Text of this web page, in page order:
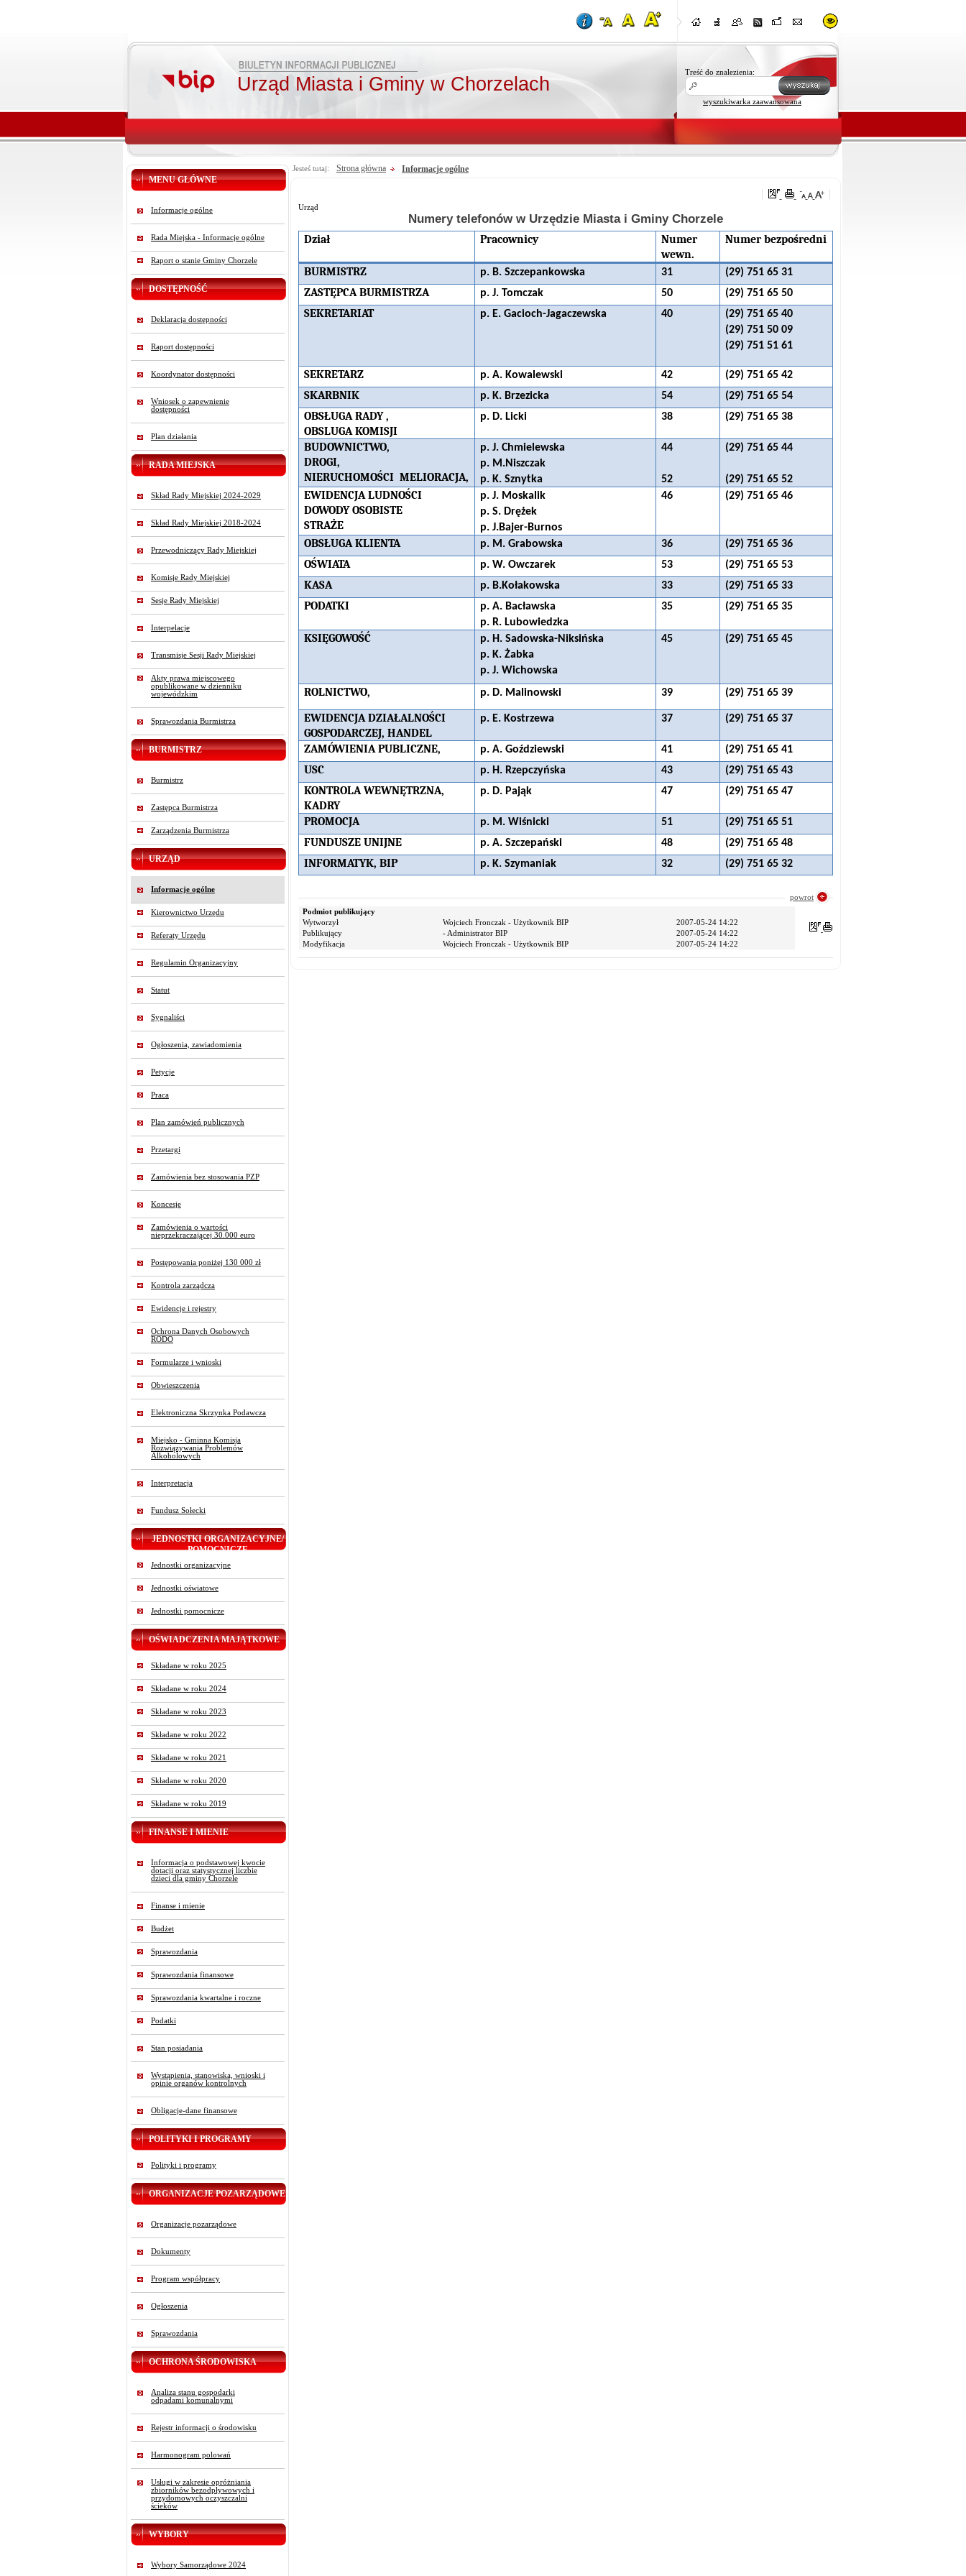
Urząd Miasta i Gminy w Chorzelach
Treść do znalezienia:
wyszukiwarka zaawansowana
MENU GŁÓWNE
Informacje ogólne
Rada Miejska - Informacje ogólne
Raport o stanie Gminy Chorzele
DOSTĘPNOŚĆ
Deklaracja dostępności
Raport dostępności
Koordynator dostępności
Wniosek o zapewnienie
dostępności
Plan działania
RADA MIEJSKA
Skład Rady Miejskiej 2024-2029
Skład Rady Miejskiej 2018-2024
Przewodniczący Rady Miejskiej
Komisje Rady Miejskiej
Sesje Rady Miejskiej
Interpelacje
Transmisje Sesji Rady Miejskiej
Akty prawa miejscowego
opublikowane w dzienniku
wojewódzkim
Sprawozdania Burmistrza
BURMISTRZ
Burmistrz
Zastępca Burmistrza
Zarządzenia Burmistrza
URZĄD
Informacje ogólne
Kierownictwo Urzędu
Referaty Urzędu
Regulamin Organizacyjny
Statut
Sygnaliści
Ogłoszenia, zawiadomienia
Petycje
Praca
Plan zamówień publicznych
Przetargi
Zamówienia bez stosowania PZP
Koncesje
Zamówienia o wartości
nieprzekraczającej 30.000 euro
Postępowania poniżej 130 000 zł
Kontrola zarządcza
Ewidencje i rejestry
Ochrona Danych Osobowych
RODO
Formularze i wnioski
Obwieszczenia
Elektroniczna Skrzynka Podawcza
Miejsko - Gminna Komisja
Rozwiązywania Problemów
Alkoholowych
Interpretacja
Fundusz Sołecki
JEDNOSTKI ORGANIZACYJNE/
POMOCNICZE
Jednostki organizacyjne
Jednostki oświatowe
Jednostki pomocnicze
OŚWIADCZENIA MAJĄTKOWE
Składane w roku 2025
Składane w roku 2024
Składane w roku 2023
Składane w roku 2022
Składane w roku 2021
Składane w roku 2020
Składane w roku 2019
FINANSE I MIENIE
Informacja o podstawowej kwocie
dotacji oraz statystycznej liczbie
dzieci dla gminy Chorzele
Finanse i mienie
Budżet
Sprawozdania
Sprawozdania finansowe
Sprawozdania kwartalne i roczne
Podatki
Stan posiadania
Wystąpienia, stanowiska, wnioski i
opinie organów kontrolnych
Obligacje-dane finansowe
POLITYKI I PROGRAMY
Polityki i programy
ORGANIZACJE POZARZĄDOWE
Organizacje pozarządowe
Dokumenty
Program współpracy
Ogłoszenia
Sprawozdania
OCHRONA ŚRODOWISKA
Analiza stanu gospodarki
odpadami komunalnymi
Rejestr informacji o środowisku
Harmonogram polowań
Usługi w zakresie opróżniania
zbiorników bezodpływowych i
przydomowych oczyszczalni
ścieków
WYBORY
Wybory Samorządowe 2024
Jesteś tutaj: Strona główna Informacje ogólne
Urząd
Numery telefonów w Urzędzie Miasta i Gminy Chorzele
Dział Pracownicy
Numer
wewn.
Numer bezpośredni
BURMISTRZ p. B. Szczepankowska 31 (29) 751 65 31
ZASTĘPCA BURMISTRZA p. J. Tomczak 50 (29) 751 65 50
SEKRETARIAT p. E. Gacioch-Jagaczewska 40
(29) 751 65 40
(29) 751 50 09
(29) 751 51 61
SEKRETARZ p. A. Kowalewski 42 (29) 751 65 42
SKARBNIK p. K. Brzezicka 54 (29) 751 65 54
OBSŁUGA RADY ,
OBSLUGA KOMISJI
p. D. Licki 38 (29) 751 65 38
BUDOWNICTWO,
DROGI,
NIERUCHOMOŚCI MELIORACJA,
p. J. Chmielewska
p. M.Niszczak
p. K. Sznytka
44
52
(29) 751 65 44
(29) 751 65 52
EWIDENCJA LUDNOŚCI
DOWODY OSOBISTE
STRAŻE
p. J. Moskalik
p. S. Drężek
p. J.Bajer-Burnos
46 (29) 751 65 46
OBSŁUGA KLIENTA p. M. Grabowska 36 (29) 751 65 36
OŚWIATA p. W. Owczarek 53 (29) 751 65 53
KASA p. B.Kołakowska 33 (29) 751 65 33
PODATKI
p. A. Bacławska
p. R. Lubowiedzka
35 (29) 751 65 35
KSIĘGOWOŚĆ
p. H. Sadowska-Niksińska
p. K. Żabka
p. J. Wichowska
45 (29) 751 65 45
ROLNICTWO, p. D. Malinowski 39 (29) 751 65 39
EWIDENCJA DZIAŁALNOŚCI
GOSPODARCZEJ, HANDEL
p. E. Kostrzewa 37 (29) 751 65 37
ZAMÓWIENIA PUBLICZNE, p. A. Goździewski 41 (29) 751 65 41
USC p. H. Rzepczyńska 43 (29) 751 65 43
KONTROLA WEWNĘTRZNA,
KADRY
p. D. Pająk 47 (29) 751 65 47
PROMOCJA p. M. Wiśnicki 51 (29) 751 65 51
FUNDUSZE UNIJNE p. A. Szczepański 48 (29) 751 65 48
INFORMATYK, BIP p. K. Szymaniak 32 (29) 751 65 32
powrot
Podmiot publikujący
Wytworzył
Wojciech Fronczak - Użytkownik BIP
2007-05-24 14:22
Publikujący
- Administrator BIP
2007-05-24 14:22
Modyfikacja
Wojciech Fronczak - Użytkownik BIP 2007-05-24 14:22